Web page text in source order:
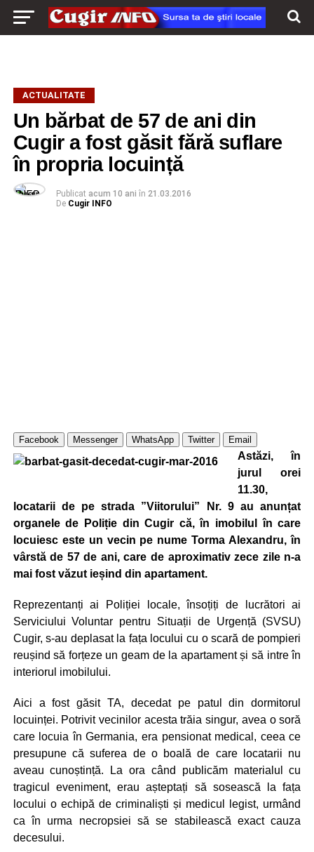
ACTUALITATE
Un bărbat de 57 de ani din
Cugir a fost găsit fără suflare
în propria locuință
Publicat acum 10 ani în 21.03.2016
De Cugir INFO
Facebook Messenger WhatsApp Twitter Email
Astăzi, în
jurul orei
11.30,
locatarii de pe strada ”Viitorului” Nr. 9 au anunțat
organele de Poliție din Cugir că, în imobilul în care
locuiesc este un vecin pe nume Torma Alexandru, în
vârstă de 57 de ani, care de aproximativ zece zile n-a
mai fost văzut ieșind din apartament.
Reprezentanți ai Poliției locale, însoțiți de lucrători ai
Serviciului Voluntar pentru Situații de Urgență (SVSU)
Cugir, s-au deplasat la fața locului cu o scară de pompieri
reușind să forțeze un geam de la apartament și să intre în
interiorul imobilului.
Aici a fost găsit TA, decedat pe patul din dormitorul
locuinței. Potrivit vecinilor acesta trăia singur, avea o soră
care locuia în Germania, era pensionat medical, ceea ce
presupune că suferea de o boală de care locatarii nu
aveau cunoștință. La ora când publicăm materialul cu
tragicul eveniment, erau așteptați să sosească la fața
locului o echipă de criminaliști și medicul legist, urmând
ca în urma necropsiei să se stabilească exact cauza
decesului.